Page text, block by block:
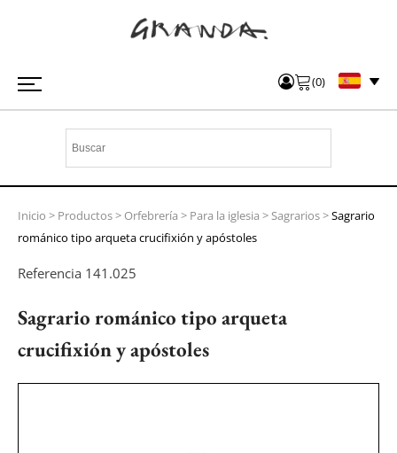
(0)
Inicio > Productos> Orfebrería > Para la iglesia >Sagrarios>Sagrario
románico tipo arqueta crucifixión y apóstoles
Referencia 141.025
Sagrario románico tipo arqueta
crucifixión y apóstoles